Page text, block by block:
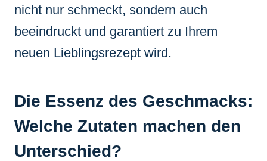
nicht nur schmeckt, sondern auch
beeindruckt und garantiert zu Ihrem
neuen Lieblingsrezept wird.
Die Essenz des Geschmacks:
Welche Zutaten machen den
Unterschied?